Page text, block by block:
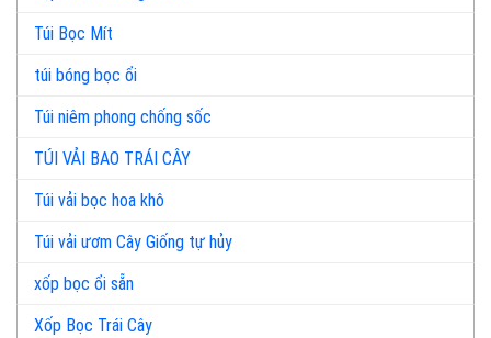
Túi Bọc Mít
túi bóng bọc ổi
Túi niêm phong chống sốc
TÚI VẢI BAO TRÁI CÂY
Túi vải bọc hoa khô
Túi vải ươm Cây Giống tự hủy
xốp bọc ổi sẵn
Xốp Bọc Trái Cây